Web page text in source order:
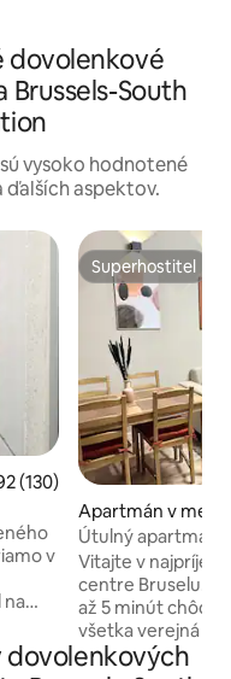
dovolenkové
Brussels-South
vysoko hodnotené
aspektov.
ohodnotenie 4,92 z
(130)
v
Superhostiteľ
Superhostiteľ
Apartmán v
cht
Útulný apartmán
mesta
Vitajte v
centre Bruselu.
až 5 minút
všetka verejná
pár krokov.